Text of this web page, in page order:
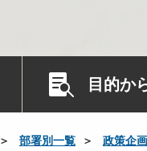
目的か
部署別一覧 政策企